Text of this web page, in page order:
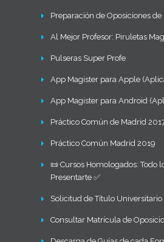
Preparación de Oposiciones
Al Mejor Profesor: Piruletas
Pulseras Super Profe
App Magister para Apple
App Magister para Android
Práctico Común de Madrid
Práctico Común Madrid 2019
📜 Cursos Homologados: Todo
Presentarte ✅
Solicitud de Título Universitario
Consultar Matrícula de